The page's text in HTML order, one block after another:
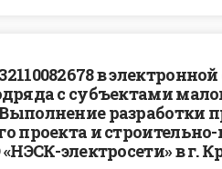
в
с субъектами
разработки
проекта и
электросети» в г.